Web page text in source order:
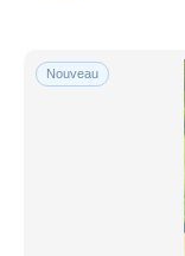
Nouveau